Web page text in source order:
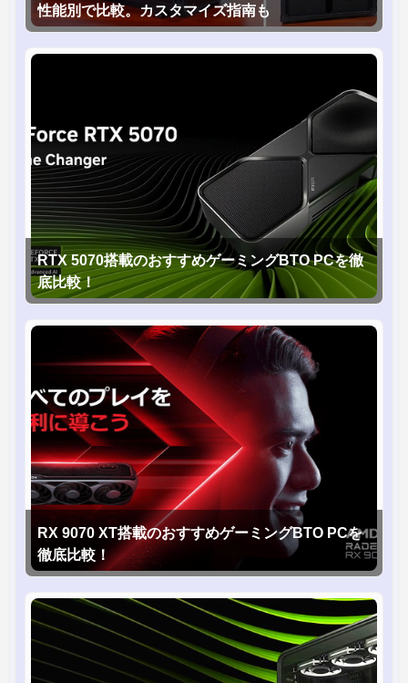
性能別で比較。カスタマイズ指南も
RTX 5070搭載のおすすめゲーミングBTO PCを徹
底比較！
RX 9070 XT搭載のおすすめゲーミングBTO PCを
徹底比較！